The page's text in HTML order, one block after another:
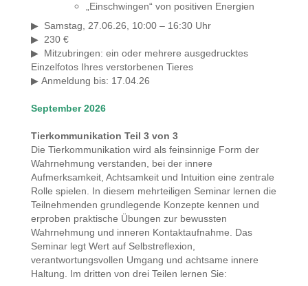
„Einschwingen“ von positiven Energien
▶ Samstag, 27.06.26, 10:00 – 16:30 Uhr
▶ 230 €
▶ Mitzubringen: ein oder mehrere ausgedrucktes
Einzelfotos Ihres verstorbenen Tieres
▶ Anmeldung bis: 17.04.26
September 2026
Tierkommunikation Teil 3 von 3
Die Tierkommunikation wird als feinsinnige Form der
Wahrnehmung verstanden, bei der innere
Aufmerksamkeit, Achtsamkeit und Intuition eine zentrale
Rolle spielen. In diesem mehrteiligen Seminar lernen die
Teilnehmenden grundlegende Konzepte kennen und
erproben praktische Übungen zur bewussten
Wahrnehmung und inneren Kontaktaufnahme. Das
Seminar legt Wert auf Selbstreflexion,
verantwortungsvollen Umgang und achtsame innere
Haltung. Im dritten von drei Teilen lernen Sie: